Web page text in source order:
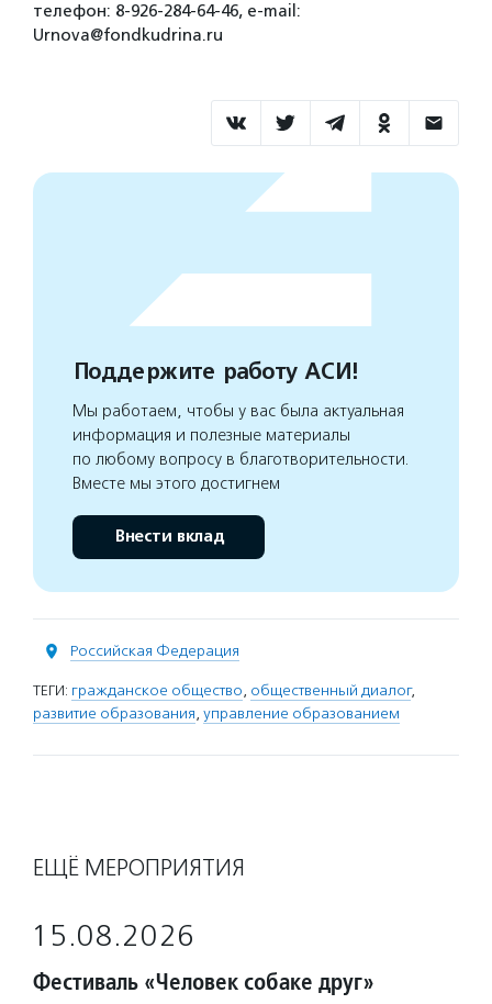
телефон: 8-926-284-64-46, e-mail:
Urnova@fondkudrina.ru
Поддержите работу АСИ!
Мы работаем, чтобы у вас была актуальная
информация и полезные материалы
по любому вопросу в благотворительности.
Вместе мы этого достигнем
Внести вклад
Российская Федерация
ТЕГИ: гражданское общество, общественный диалог,
развитие образования, управление образованием
ЕЩЁ МЕРОПРИЯТИЯ
15.08.2026
Фестиваль «Человек собаке друг»